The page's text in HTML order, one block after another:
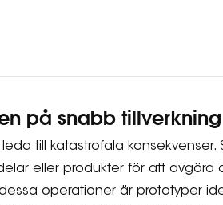
på snabb tillverkning
till katastrofala
eller produkter för att avgöra
operationer är prototyper